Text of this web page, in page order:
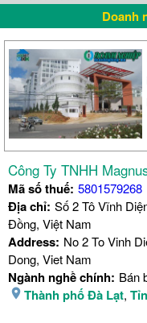
Doanh
Công Ty TNHH
Mã số thuế: 5801579268
Địa chỉ: Số 2 Tô Vĩnh
Đồng, Việt Nam
Address: No 2 To Vinh
Dong, Viet Nam
Ngành nghề chính: Bán
Thành phố Đà Lạt,